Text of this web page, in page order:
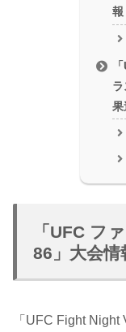
報
果
「UFC フ
86」大会情
「UFC Fight